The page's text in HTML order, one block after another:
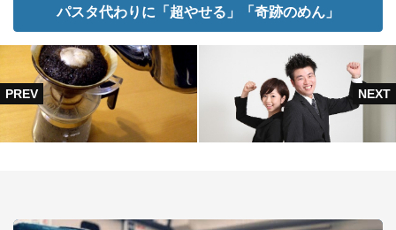
パスタ代わりに「超やせる」「奇跡のめん」